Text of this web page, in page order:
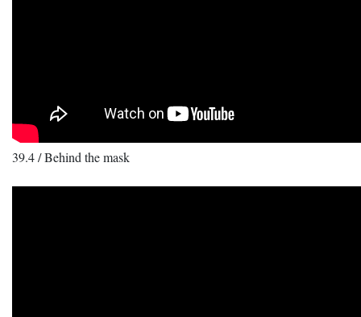
39.4 / Behind the mask